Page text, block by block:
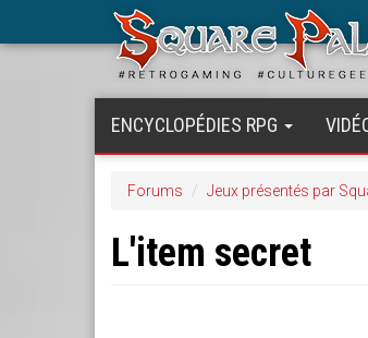
ENCYCLOPÉDIES RPG
Forums Jeux présentés par
L'item secret